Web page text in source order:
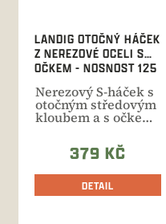
LANDIG OTOČNÝ HÁČEK
Z NEREZOVÉ OCELI S
OČKEM - NOSNOST 125
Nerezový S-háček s
otočným středovým
kloubem a s očkem
379 KČ
DETAIL